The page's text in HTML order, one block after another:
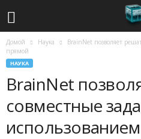
Домой Наука
BrainNet позволяет
прямой
НАУКА
BrainNet
совместные